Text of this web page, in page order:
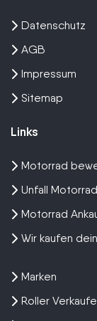
Datenschutz
AGB
Impressum
Sitemap
Links
Motorrad
Unfall
Motorrad
Wir kaufen
Marken
Roller